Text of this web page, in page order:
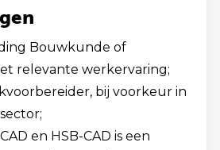
Bouwkunde of
relevante werkervaring;
bij voorkeur in
en HSB-CAD is een